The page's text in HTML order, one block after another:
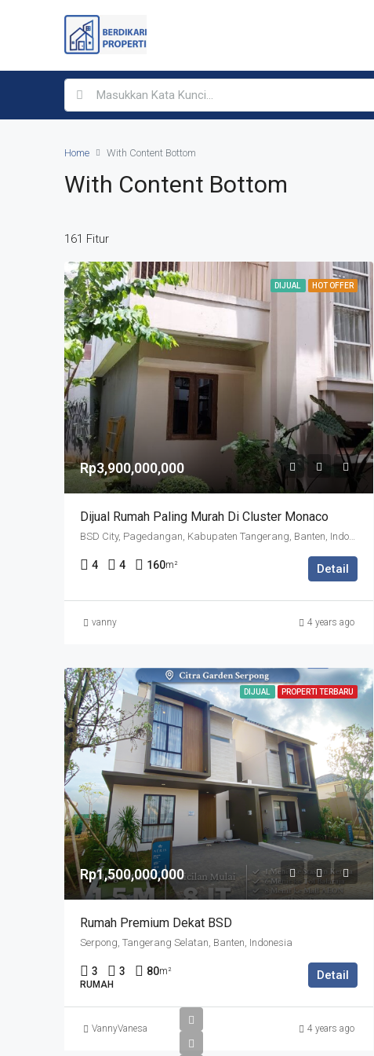
Home With Content Bottom
With Content Bottom
161 Fitur
DIJUAL HOT OFFER
Rp3,900,000,000
Dijual Rumah Paling Murah Di Cluster Monaco
BSD City, Pagedangan, Kabupaten Tangerang, Banten, Indonesia
4 4 160m² Detail
vanny 4 years ago
DIJUAL PROPERTI TERBARU
Rp1,500,000,000
Rumah Premium Dekat BSD
Serpong, Tangerang Selatan, Banten, Indonesia
3 3 80m²
RUMAH
Detail
VannyVanesa 4 years ago